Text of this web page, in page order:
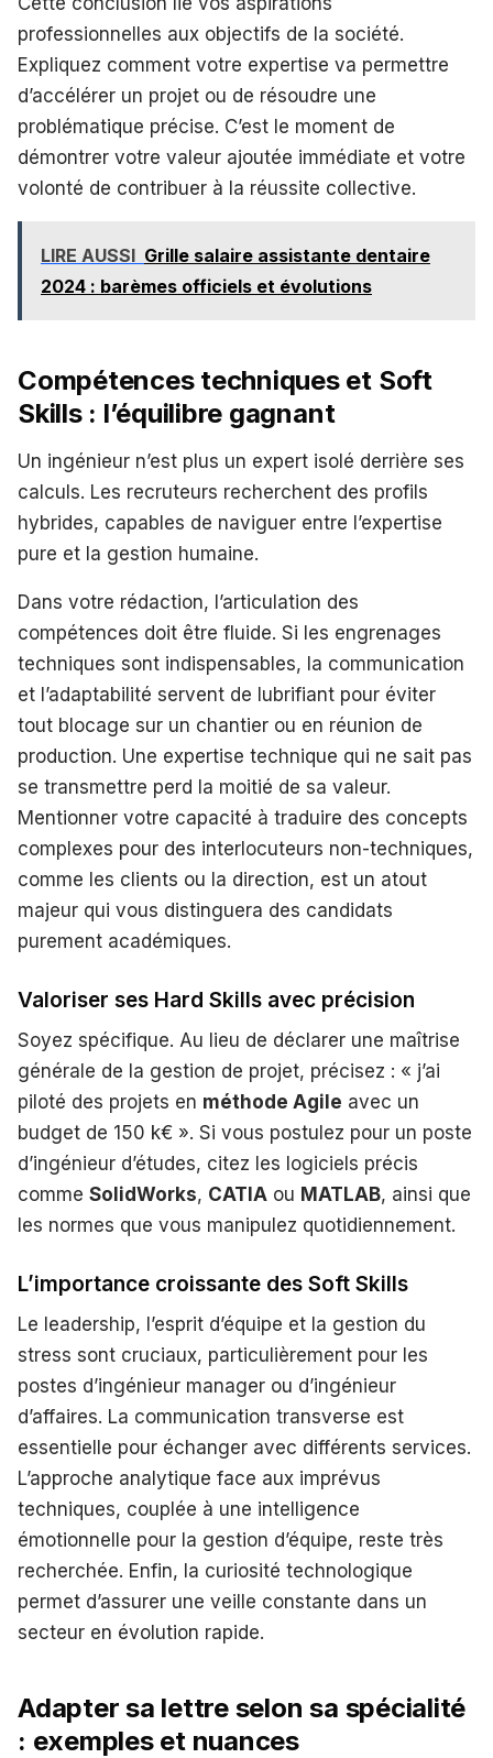
professionnelles aux objectifs de la société.
Expliquez comment votre expertise va permettre
d’accélérer un projet ou de résoudre une
problématique précise. C’est le moment de
démontrer votre valeur ajoutée immédiate et votre
volonté de contribuer à la réussite collective.
LIRE AUSSI Grille salaire assistante dentaire
2024 : barèmes officiels et évolutions
Compétences techniques et Soft
Skills : l’équilibre gagnant
Un ingénieur n’est plus un expert isolé derrière ses
calculs. Les recruteurs recherchent des profils
hybrides, capables de naviguer entre l’expertise
pure et la gestion humaine.
Dans votre rédaction, l’articulation des
compétences doit être fluide. Si les engrenages
techniques sont indispensables, la communication
et l’adaptabilité servent de lubrifiant pour éviter
tout blocage sur un chantier ou en réunion de
production. Une expertise technique qui ne sait pas
se transmettre perd la moitié de sa valeur.
Mentionner votre capacité à traduire des concepts
complexes pour des interlocuteurs non-techniques,
comme les clients ou la direction, est un atout
majeur qui vous distinguera des candidats
purement académiques.
Valoriser ses Hard Skills avec précision
Soyez spécifique. Au lieu de déclarer une maîtrise
générale de la gestion de projet, précisez : « j’ai
piloté des projets en méthode Agile avec un
budget de 150 k€ ». Si vous postulez pour un poste
d’ingénieur d’études, citez les logiciels précis
comme SolidWorks, CATIA ou MATLAB, ainsi que
les normes que vous manipulez quotidiennement.
L’importance croissante des Soft Skills
Le leadership, l’esprit d’équipe et la gestion du
stress sont cruciaux, particulièrement pour les
postes d’ingénieur manager ou d’ingénieur
d’affaires. La communication transverse est
essentielle pour échanger avec différents services.
L’approche analytique face aux imprévus
techniques, couplée à une intelligence
émotionnelle pour la gestion d’équipe, reste très
recherchée. Enfin, la curiosité technologique
permet d’assurer une veille constante dans un
secteur en évolution rapide.
Adapter sa lettre selon sa spécialité
: exemples et nuances